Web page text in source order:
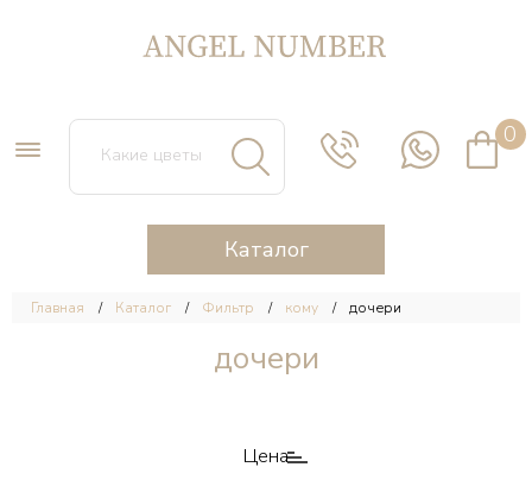
0
Каталог
Главная Каталог Фильтр кому дочери
дочери
Цена